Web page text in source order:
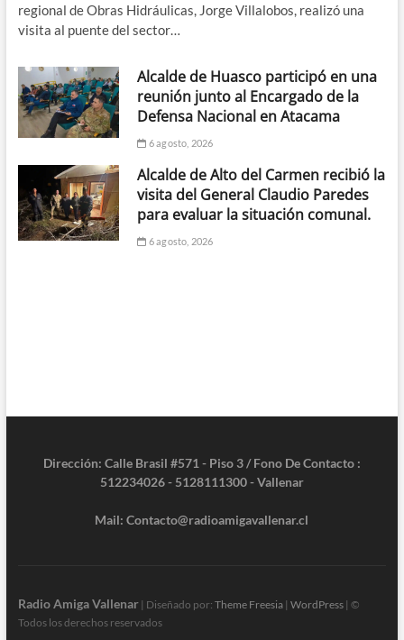
regional de Obras Hidráulicas, Jorge Villalobos, realizó una
visita al puente del sector…
Alcalde de Huasco participó en una
reunión junto al Encargado de la
Defensa Nacional en Atacama
6 agosto, 2026
Alcalde de Alto del Carmen recibió la
visita del General Claudio Paredes
para evaluar la situación comunal.
6 agosto, 2026
Dirección: Calle Brasil #571 - Piso 3 / Fono De Contacto :
512234026 - 5128111300 - Vallenar
Mail: Contacto@radioamigavallenar.cl
Radio Amiga Vallenar| Diseñado por: Theme Freesia| WordPress| ©
Todos los derechos reservados